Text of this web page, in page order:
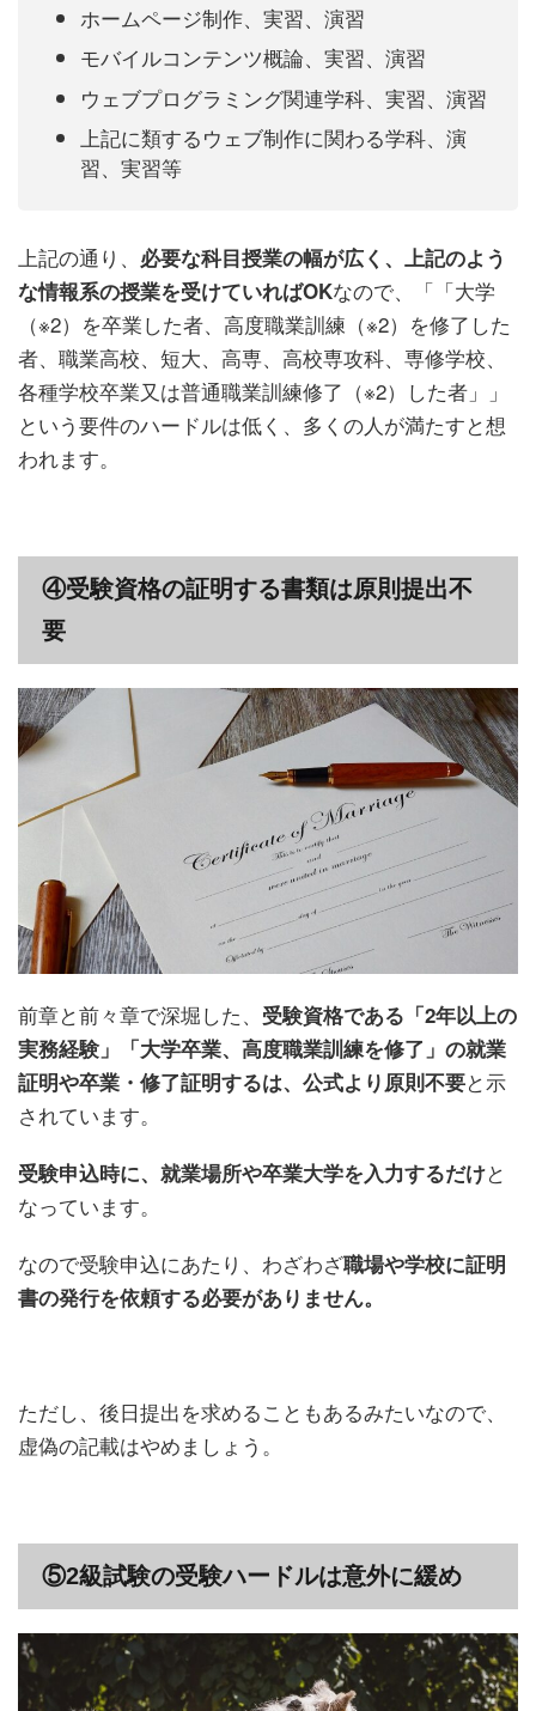
ホームページ制作、実習、演習
モバイルコンテンツ概論、実習、演習
ウェブプログラミング関連学科、実習、演習
上記に類するウェブ制作に関わる学科、演
習、実習等
上記の通り、 必要な科目授業の幅が広く、上記のよう
な情報系の授業を受けていればOKなので、「「大学
（※2）を卒業した者、高度職業訓練（※2）を修了した
者、職業高校、短大、高専、高校専攻科、専修学校、
各種学校卒業又は普通職業訓練修了（※2）した者」」
という要件のハードルは低く、多くの人が満たすと想
われます。
④受験資格の証明する書類は原則提出不
要
前章と前々章で深堀した、 受験資格である「2年以上の
実務経験」「大学卒業、高度職業訓練を修了」の就業
証明や卒業・修了証明するは、公式より原則不要と示
されています。
受験申込時に、就業場所や卒業大学を入力するだけと
なっています。
なので受験申込にあたり、わざわざ職場や学校に証明
書の発行を依頼する必要がありません。
ただし、後日提出を求めることもあるみたいなので、
虚偽の記載はやめましょう。
⑤2級試験の受験ハードルは意外に緩め